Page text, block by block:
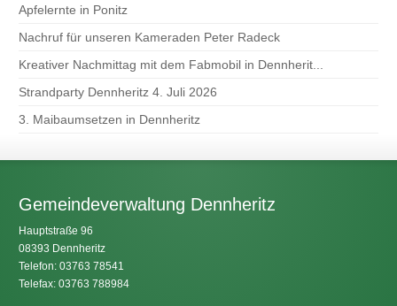
Apfelernte in Ponitz
Nachruf für unseren Kameraden Peter Radeck
Kreativer Nachmittag mit dem Fabmobil in Dennherit...
Strandparty Dennheritz 4. Juli 2026
3. Maibaumsetzen in Dennheritz
Gemeindeverwaltung Dennheritz
Hauptstraße 96
08393 Dennheritz
Telefon: 03763 78541
Telefax: 03763 788984